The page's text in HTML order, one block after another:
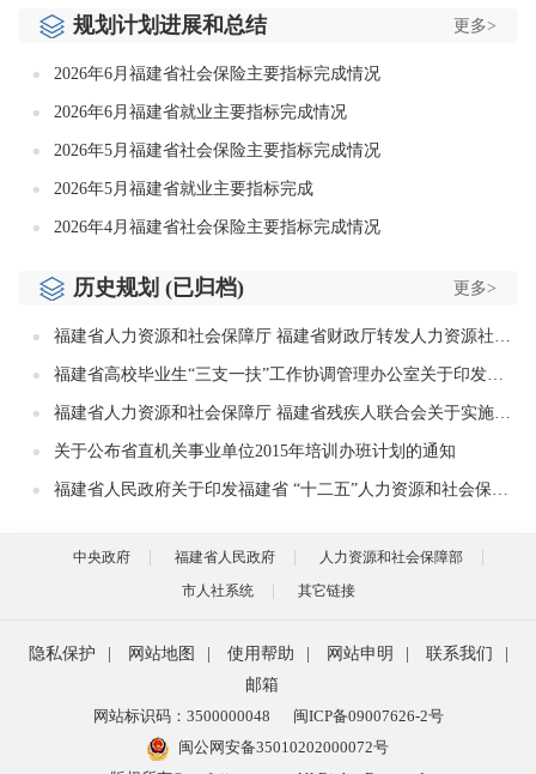
更多>
规划计划进展和总结
2026年6月福建省社会保险主要指标完成情况
2026年6月福建省就业主要指标完成情况
2026年5月福建省社会保险主要指标完成情况
2026年5月福建省就业主要指标完成
2026年4月福建省社会保险主要指标完成情况
更多>
历史规划 (已归档)
福建省人力资源和社会保障厅 福建省财政厅转发人力资源社会保障部 财政部关于实施企业稳岗扩岗专项支持计划的通知
福建省高校毕业生“三支一扶”工作协调管理办公室关于印发《福建省2020年高校毕业生“三支一扶”计划实施方案》的通知
福建省人力资源和社会保障厅 福建省残疾人联合会关于实施《福建省残疾人职业技能提升计划（2016-2020年）》的通知
关于公布省直机关事业单位2015年培训办班计划的通知
福建省人民政府关于印发福建省 “十二五”人力资源和社会保障体系建设专项规划的通知
中央政府 福建省人民政府
人力资源和社会保障部
市人社系统
其它链接
隐私保护 网站地图 使用帮助 网站申明 联系我们
邮箱
网站标识码：3500000048
闽ICP备09007626-2号
闽公网安备35010202000072号